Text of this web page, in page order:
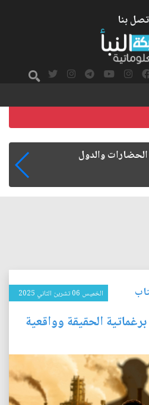
بنا
على صفيح ساخن
الخميس 06 تشرين الثاني 2025
الحقيقة وواقعية